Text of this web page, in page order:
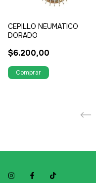
CEPILLO NEUMATICO
DORADO
$6.200,00